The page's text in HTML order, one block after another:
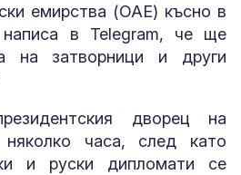
емирства (ОАЕ) късно в
написа в Telegram, че ще
на затворници и други
дворец на
часа, след като
и руски дипломати се